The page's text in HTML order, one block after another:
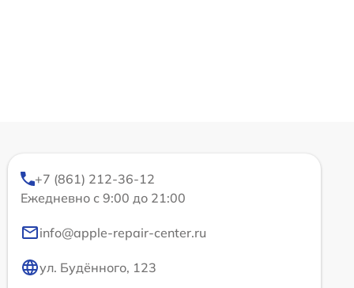
+7 (861) 212-36-12
Ежедневно с 9:00 до 21:00
info@apple-repair-center.ru
ул. Будённого, 123